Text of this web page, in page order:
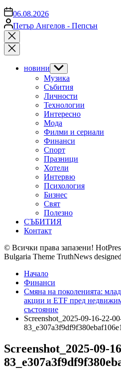
on06.08.2026
Posted
by
Петър Ангелов - Пепсън
Close
search
новини Show
sub
menu
Музика
Събития
Личности
Технологии
Интересно
Мода
Филми и сериали
Финанси
Спорт
Празници
Хотели
Интервю
Психология
Бизнес
Свят
Полезно
СЪБИТИЯ
Контакт
© Всички права запазени!
Bulgaria Theme TruthNews
Начало
Финанси
Смяна на поколенията:
акции и ETF пред
състояние
Screenshot_2025-09-16-22-
Screenshot_2025-09-